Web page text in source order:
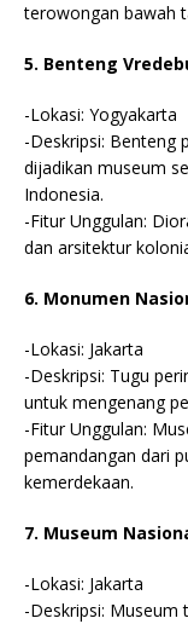
terowongan bawah
5. Benteng
-Lokasi: Yogyakarta
-Deskripsi: Benteng
dijadikan museum
Indonesia.
-Fitur Unggulan:
dan arsitektur
6. Monumen
-Lokasi: Jakarta
-Deskripsi: Tugu
untuk mengenang
-Fitur Unggulan:
pemandangan dari
kemerdekaan.
7. Museum
-Lokasi: Jakarta
-Deskripsi: Museum